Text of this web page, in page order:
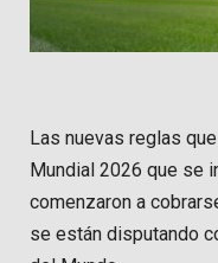
Las nuevas reglas
Mundial 2026 que se
comenzaron a
se están disputando